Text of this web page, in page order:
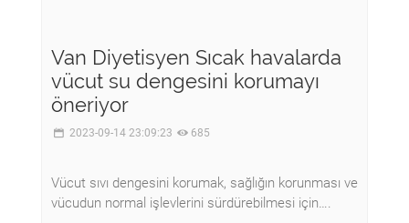
Van Diyetisyen Sıcak havalarda
vücut su dengesini korumayı
öneriyor
2023-09-14 23:09:23 685
Vücut sıvı dengesini korumak, sağlığın korunması ve
vücudun normal işlevlerini sürdürebilmesi için….